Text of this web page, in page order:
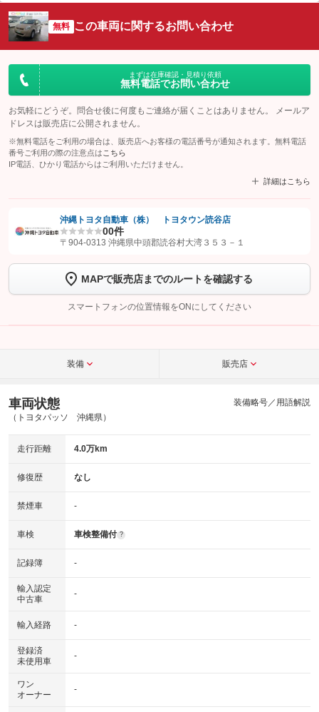
無料 この車両に関するお問い合わせ
まずは在庫確認・見積り依頼
無料電話でお問い合わせ
お気軽にどうぞ。問合せ後に何度もご連絡が届くことはありません。 メールア
ドレスは販売店に公開されません。
※無料電話をご利用の場合は、販売店へお客様の電話番号が通知されます。無料電話
番号ご利用の際の注意点は こちら
IP電話、ひかり電話からはご利用いただけません。
詳細はこちら
認証画面でグーネットを友だち追加してから「許可する」ボタンを押
トーク画面で
ボタンをタップして問い合わせを
完了してください。
こちら
沖縄トヨタ自動車（株） トヨタウン読谷店
00件
〒904-0313 沖縄県中頭郡読谷村大湾３５３－１
MAPで販売店までのルートを確認する
スマートフォンの位置情報をONにしてください
装備 販売店
車両状態
（トヨタパッソ 沖縄県）
装備略号／用語解説
走行距離 4.0万km
修復歴 なし
禁煙車 -
車検 車検整備付 ?
記録簿 -
輸入認定
中古車
-
輸入経路 -
登録済
未使用車
-
ワン
オーナー
-